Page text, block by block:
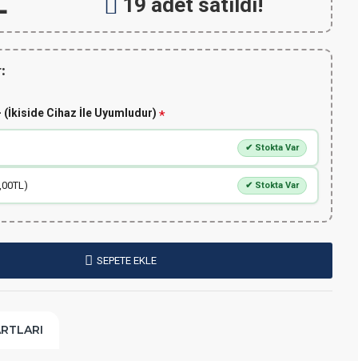
19 adet satıldı!
(İkiside Cihaz İle Uyumludur)
✔ Stokta Var
✔ Stokta Var
SEPETE EKLE